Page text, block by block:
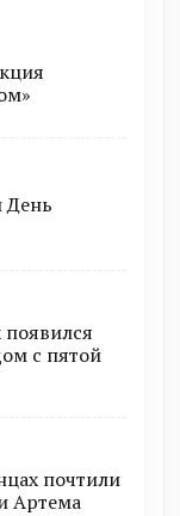
День
с пятой
почтили
Артема